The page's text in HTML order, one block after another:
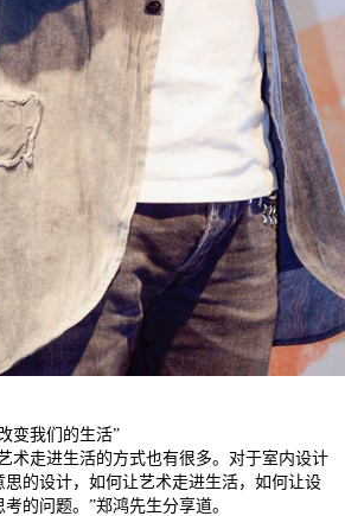
变我们的生活”
术走进生活的方式也有很多。对于室内设计
的设计，如何让艺术走进生活，如何让设
的问题。”郑鸿先生分享道。